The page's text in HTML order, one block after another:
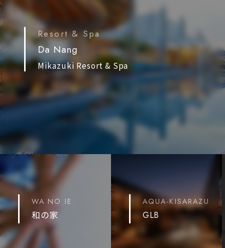
Resort & Spa
Da Nang
Mikazuki Resort & Spa
WA NO IE
和の家
AQUA-KISARAZU
GLB